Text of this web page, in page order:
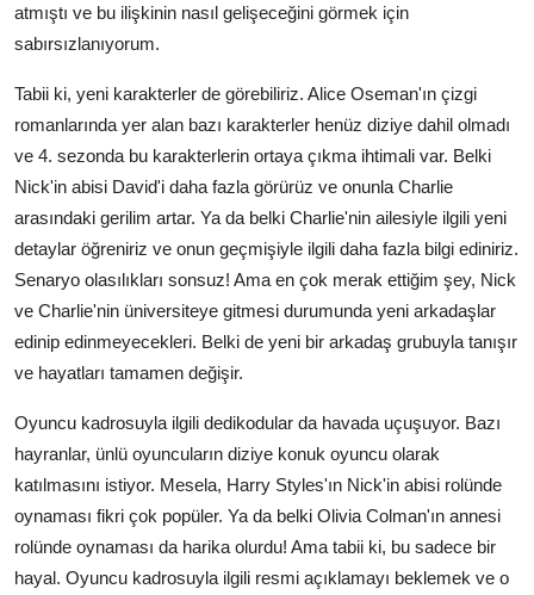
atmıştı ve bu ilişkinin nasıl gelişeceğini görmek için
sabırsızlanıyorum.
Tabii ki, yeni karakterler de görebiliriz. Alice Oseman'ın çizgi
romanlarında yer alan bazı karakterler henüz diziye dahil olmadı
ve 4. sezonda bu karakterlerin ortaya çıkma ihtimali var. Belki
Nick'in abisi David'i daha fazla görürüz ve onunla Charlie
arasındaki gerilim artar. Ya da belki Charlie'nin ailesiyle ilgili yeni
detaylar öğreniriz ve onun geçmişiyle ilgili daha fazla bilgi ediniriz.
Senaryo olasılıkları sonsuz! Ama en çok merak ettiğim şey, Nick
ve Charlie'nin üniversiteye gitmesi durumunda yeni arkadaşlar
edinip edinmeyecekleri. Belki de yeni bir arkadaş grubuyla tanışır
ve hayatları tamamen değişir.
Oyuncu kadrosuyla ilgili dedikodular da havada uçuşuyor. Bazı
hayranlar, ünlü oyuncuların diziye konuk oyuncu olarak
katılmasını istiyor. Mesela, Harry Styles'ın Nick'in abisi rolünde
oynaması fikri çok popüler. Ya da belki Olivia Colman'ın annesi
rolünde oynaması da harika olurdu! Ama tabii ki, bu sadece bir
hayal. Oyuncu kadrosuyla ilgili resmi açıklamayı beklemek ve o